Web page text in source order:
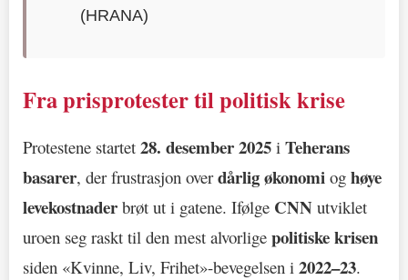
(HRANA)
Fra prisprotester til politisk krise
Protestene startet 28. desember 2025 i Teherans
basarer, der frustrasjon overdårlig økonomi og høye
levekostnader brøt ut i gatene. Ifølge CNN utviklet
uroen seg raskt til den mest alvorlige politiske krisen
siden «Kvinne, Liv, Frihet»-bevegelsen i 2022–23.